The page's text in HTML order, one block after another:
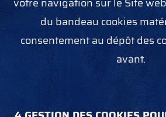
du bandeau cookies
consentement au dépôt des
avant.